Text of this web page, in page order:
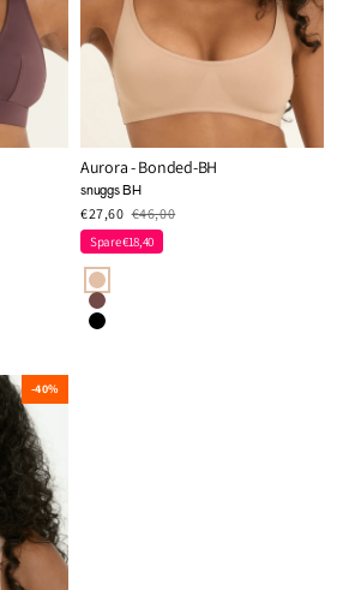
Aurora - Bonded-BH
snuggs BH
€27,60 €46,00
Spare €18,40
-40%